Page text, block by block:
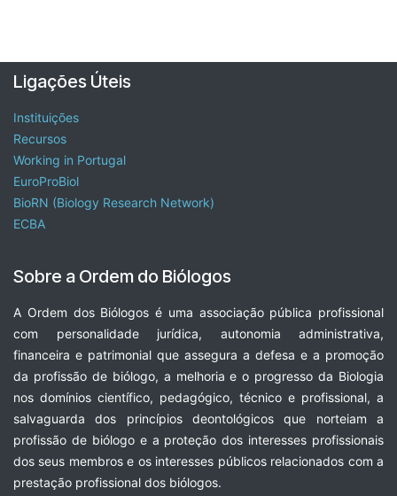
Ligações Úteis
Instituições
Recursos
Working in Portugal
EuroProBiol
BioRN (Biology Research Network)
ECBA
Sobre a Ordem do Biólogos
A Ordem dos Biólogos é uma associação pública profissional
com personalidade jurídica, autonomia administrativa,
financeira e patrimonial que assegura a defesa e a promoção
da profissão de biólogo, a melhoria e o progresso da Biologia
nos domínios científico, pedagógico, técnico e profissional, a
salvaguarda dos princípios deontológicos que norteiam a
profissão de biólogo e a proteção dos interesses profissionais
dos seus membros e os interesses públicos relacionados com a
prestação profissional dos biólogos.